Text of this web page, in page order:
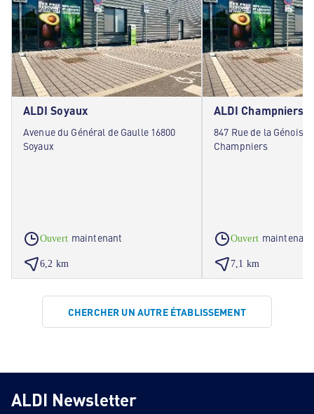
ALDI Soyaux
Avenue du Général de Gaulle 16800
Soyaux
Ouvert maintenant
6,2 km
ALDI Champniers
847 Rue de la Génoise
Champniers
Ouvert maintenant
7,1 km
CHERCHER UN AUTRE ÉTABLISSEMENT
ALDI Newsletter